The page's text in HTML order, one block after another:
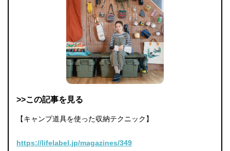
>>この記事を見る
【キャンプ道具を使った収納テクニック】
https://lifelabel.jp/magazines/349